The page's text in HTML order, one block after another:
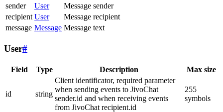
sender
User
Message sender
recipient User
Message recipient
message Message Message text
User#
Field Type Description Max size
id string
Client identificator, required parameter
when sending events to JivoChat
sender.id and when receiving events
from JivoChat recipient.id
255
symbols